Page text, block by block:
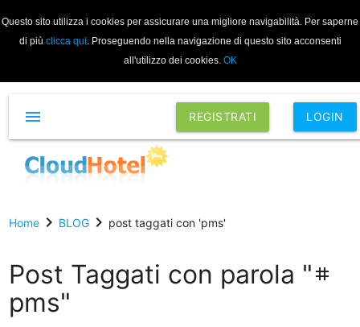
Questo sito utilizza i cookies per assicurare una migliore navigabilità. Per saperne
di più clicca qui. Proseguendo nella navigazione di questo sito acconsenti
all'utilizzo dei cookies. OK
REGISTRATI LOGIN
menu
Homechevron_right BLOGchevron_right post taggati con 'pms'
Post Taggati con parola " tag
pms"